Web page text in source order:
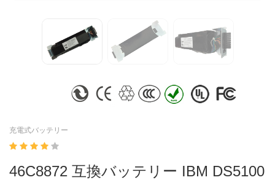
充電式バッテリー
46C8872 互換バッテリー IBM DS5100